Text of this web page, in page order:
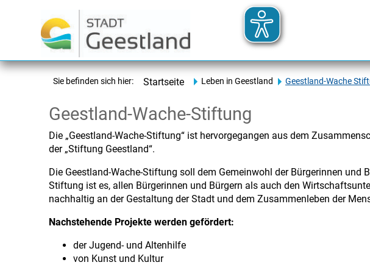
Sie befinden sich hier: Startseite Leben in Geestland Geestland-Wache
Geestland-Wache-Stiftung
Die „Geestland-Wache-Stiftung“ ist hervorgegangen aus dem
der „Stiftung Geestland“.
Die Geestland-Wache-Stiftung soll dem Gemeinwohl der Bürgerinnen und
Stiftung ist es, allen Bürgerinnen und Bürgern als auch den
nachhaltig an der Gestaltung der Stadt und dem Zusammenleben der
Nachstehende Projekte werden gefördert:
der Jugend- und Altenhilfe
von Kunst und Kultur